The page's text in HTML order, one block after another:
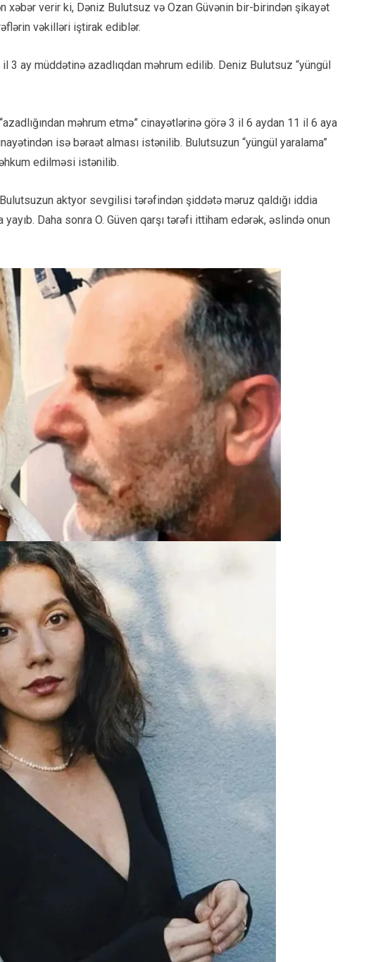
xəbər verir ki, Dəniz Bulutsuz və Ozan Güvənin bir-birindən şikayət
vəkilləri iştirak ediblər.
3 ay müddətinə azadlıqdan məhrum edilib. Deniz Bulutsuz “yüngül
məhrum etmə” cinayətlərinə görə 3 il 6 aydan 11 il 6 aya
isə bəraət alması istənilib. Bulutsuzun “yüngül yaralama”
edilməsi istənilib.
aktyor sevgilisi tərəfindən şiddətə məruz qaldığı iddia
Daha sonra O. Güven qarşı tərəfi ittiham edərək, əslində onun